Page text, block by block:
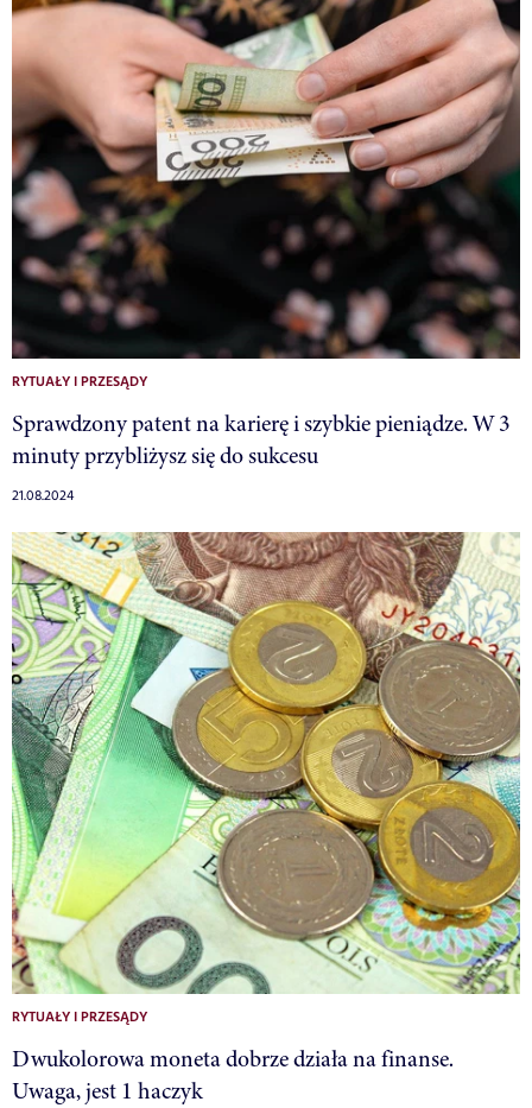
RYTUAŁY I PRZESĄDY
Sprawdzony patent na karierę i szybkie pieniądze. W 3
minuty przybliżysz się do sukcesu
21.08.2024
RYTUAŁY I PRZESĄDY
Dwukolorowa moneta dobrze działa na finanse.
Uwaga, jest 1 haczyk